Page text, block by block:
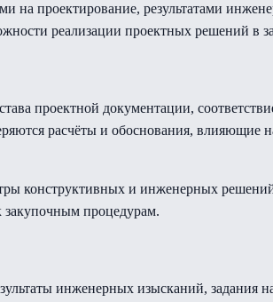
на проектирование, результатами
реализации проектных решений в
проектной документации,
расчёты и обоснования, влияющие
конструктивных и инженерных
закупочным процедурам.
инженерных изысканий, задания